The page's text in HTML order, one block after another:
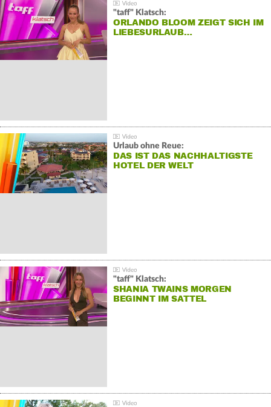
"taff" Klatsch:
ORLANDO BLOOM ZEIGT SICH IM
LIEBESURLAUB…
Urlaub ohne Reue:
DAS IST DAS NACHHALTIGSTE
HOTEL DER WELT
"taff" Klatsch:
SHANIA TWAINS MORGEN
BEGINNT IM SATTEL